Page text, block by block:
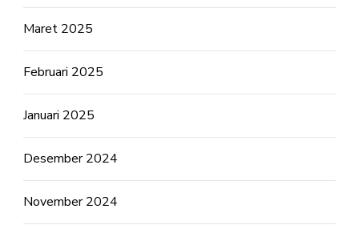
Maret 2025
Februari 2025
Januari 2025
Desember 2024
November 2024